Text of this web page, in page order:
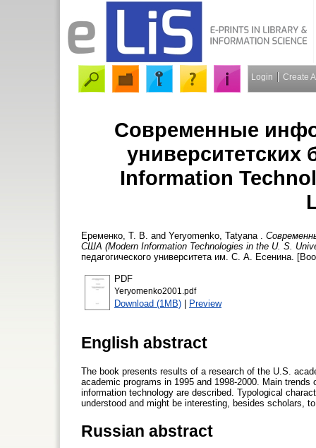
Login Create
Современные
Information
Еременко, Т. В. and Yeryomenko, Tatyana
США (Modern Information Technologies in the U. S.
педагогического университета им. С. А. Есенина.
PDF
Yeryomenko2001.pdf
Download (1MB) | Preview
English abstract
The book presents results of a research of the U.S.
academic programs in 1995 and 1998-2000. Main
information technology are described. Typological
understood and might be interesting, besides scholars,
Russian abstract